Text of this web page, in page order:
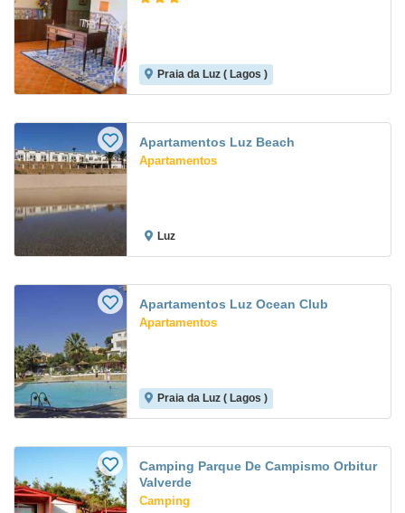
Praia da Luz ( Lagos )
Apartamentos Luz Beach
Apartamentos
Luz
Apartamentos Luz Ocean Club
Apartamentos
Praia da Luz ( Lagos )
Camping Parque De Campismo Orbitur
Valverde
Camping